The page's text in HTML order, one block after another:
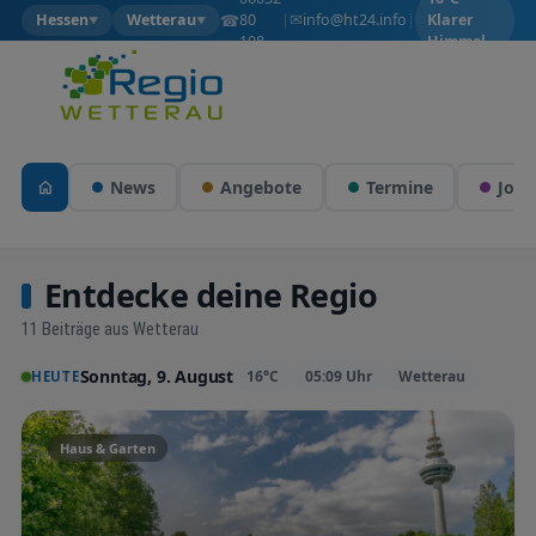
Hessen▼ Wetterau▼ ☎80
108
| ✉info@ht24.info |
Klarer
Himmel
News Angebote Termine Jobs
Entdecke deine Regio
11 Beiträge aus Wetterau
HEUTESonntag, 9. August 16°C 05:09 Uhr Wetterau
Haus & Garten